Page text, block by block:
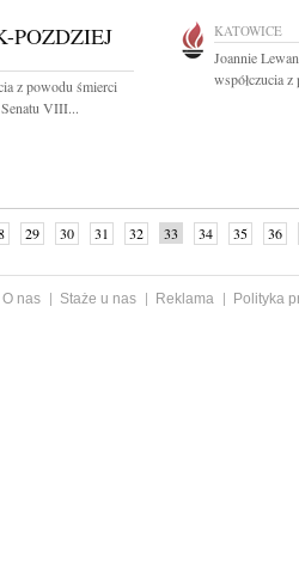
POZDZIEJ
z powodu śmierci
Senatu VIII...
KATOWICE
Joannie
współczucia
29 30 31 32 33 34 35
36
O nas Staże u nas Reklama
Polityka